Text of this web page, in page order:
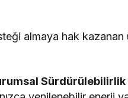
almaya hak